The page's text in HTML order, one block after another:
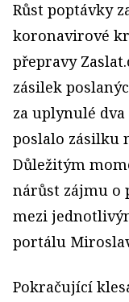
Růst poptávky
koronavirové
přepravy
zásilek
za uplynulé
poslalo zásilku
Důležitým
nárůst zájmu o
mezi
portálu
Pokračující